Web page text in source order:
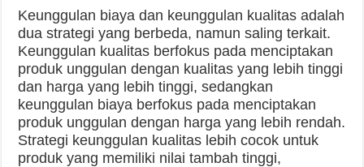
Keunggulan biaya dan keunggulan kualitas adalah
dua strategi yang berbeda, namun saling terkait.
Keunggulan kualitas berfokus pada menciptakan
produk unggulan dengan kualitas yang lebih tinggi
dan harga yang lebih tinggi, sedangkan
keunggulan biaya berfokus pada menciptakan
produk unggulan dengan harga yang lebih rendah.
Strategi keunggulan kualitas lebih cocok untuk
produk yang memiliki nilai tambah tinggi,